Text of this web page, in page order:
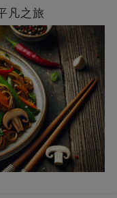
凡之旅